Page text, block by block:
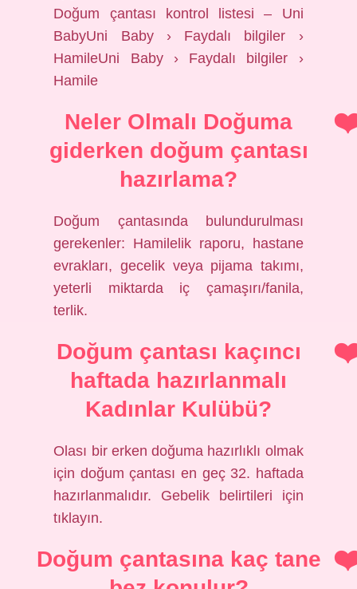
Doğum çantası kontrol listesi – Uni
BabyUni Baby › Faydalı bilgiler ›
HamileUni Baby › Faydalı bilgiler ›
Hamile
Neler Olmalı Doğuma
giderken doğum çantası
hazırlama?
Doğum çantasında bulundurulması
gerekenler: Hamilelik raporu, hastane
evrakları, gecelik veya pijama takımı,
yeterli miktarda iç çamaşırı/fanila,
terlik.
Doğum çantası kaçıncı
haftada hazırlanmalı
Kadınlar Kulübü?
Olası bir erken doğuma hazırlıklı olmak
için doğum çantası en geç 32. haftada
hazırlanmalıdır. Gebelik belirtileri için
tıklayın.
Doğum çantasına kaç tane